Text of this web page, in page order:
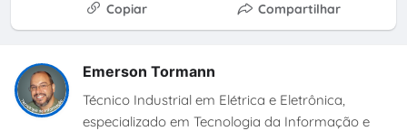
Copiar
Compartilhar
Emerson Tormann
Técnico Industrial em Elétrica e Eletrônica,
especializado em Tecnologia da Informação e